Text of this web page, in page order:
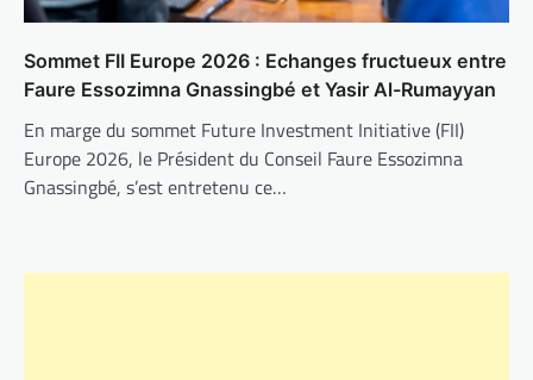
Sommet FII Europe 2026 : Echanges fructueux entre
Faure Essozimna Gnassingbé et Yasir Al-Rumayyan
En marge du sommet Future Investment Initiative (FII)
Europe 2026, le Président du Conseil Faure Essozimna
Gnassingbé, s’est entretenu ce…